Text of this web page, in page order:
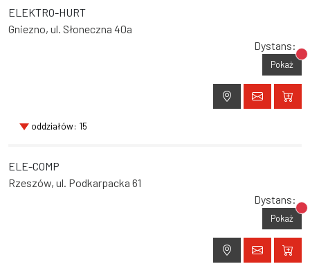
ELEKTRO-HURT
Gniezno, ul. Słoneczna 40a
Dystans:
Pokaż
oddziałów: 15
ELE-COMP
Rzeszów, ul. Podkarpacka 61
Dystans:
Pokaż